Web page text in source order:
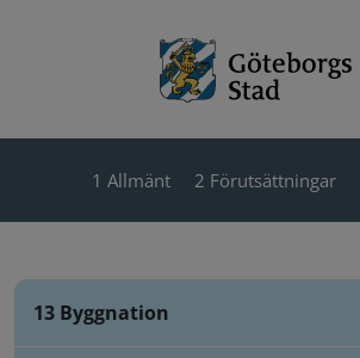
1 Allmänt 2 Förutsättningar
13 Byggnation